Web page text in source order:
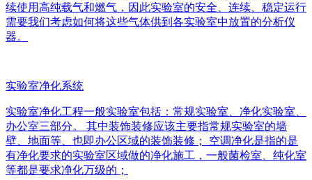
续使用高纯载气和燃气，因此实验室的安全、连续、稳定运行
需要我们考虑如何将这些气体供到各实验室中放置的分析仪
器。
实验室净化系统
实验室净化工程一般实验室包括：常规实验室、净化实验室、
办公室三部分。 其中装饰装修应该主要指常规实验室的墙
壁、地面等、也即办公区域的装饰装修； 空调净化是指的是
有净化要求的实验室区域做的净化施工，一般菌检室、纯化室
等都是要求净化万级的；